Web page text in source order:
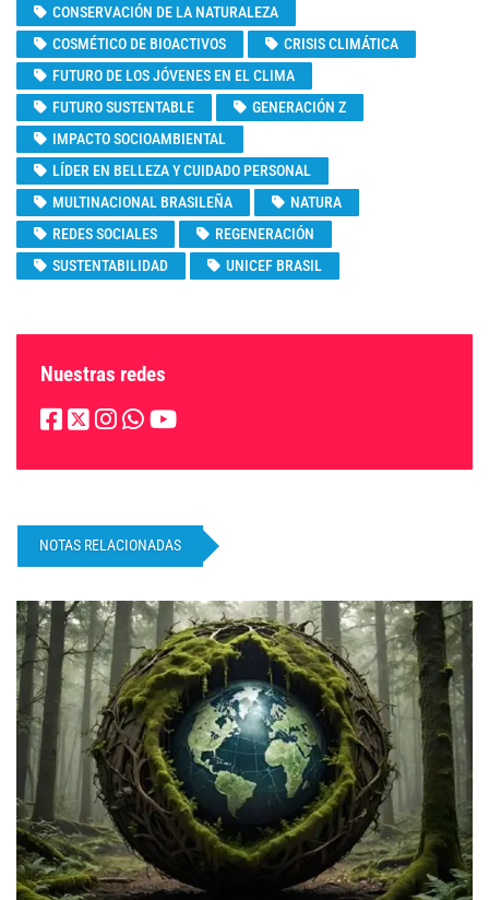
CONSERVACIÓN DE LA NATURALEZA
COSMÉTICO DE BIOACTIVOS
CRISIS CLIMÁTICA
FUTURO DE LOS JÓVENES EN EL CLIMA
FUTURO SUSTENTABLE
GENERACIÓN Z
IMPACTO SOCIOAMBIENTAL
LÍDER EN BELLEZA Y CUIDADO PERSONAL
MULTINACIONAL BRASILEÑA
NATURA
REDES SOCIALES
REGENERACIÓN
SUSTENTABILIDAD
UNICEF BRASIL
Nuestras redes
NOTAS RELACIONADAS